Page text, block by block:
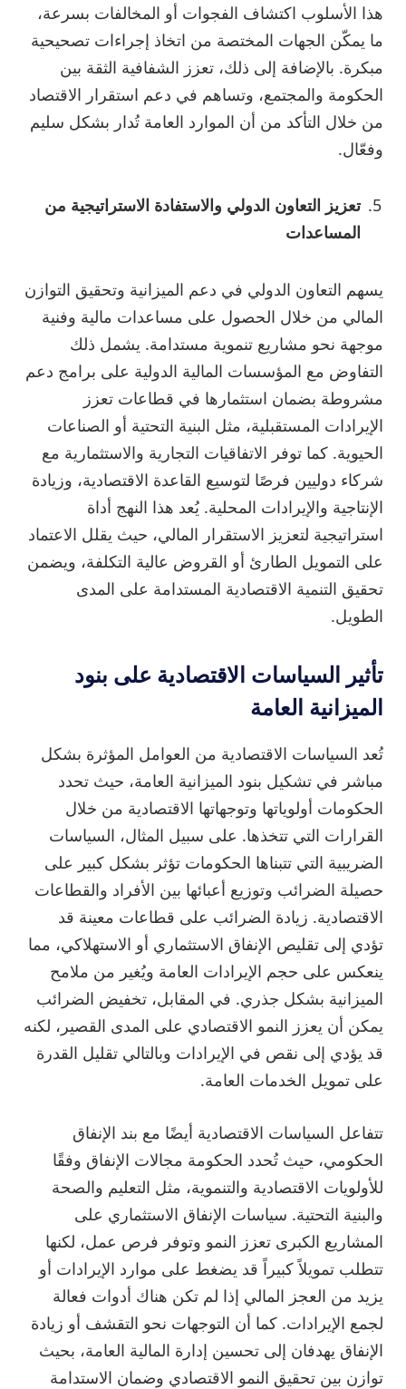
هذا الأسلوب اكتشاف الفجوات أو المخالفات بسرعة،
ما يمكّن الجهات المختصة من اتخاذ إجراءات تصحيحية
مبكرة. بالإضافة إلى ذلك، تعزز الشفافية الثقة بين
الحكومة والمجتمع، وتساهم في دعم استقرار الاقتصاد
من خلال التأكد من أن الموارد العامة تُدار بشكل سليم
وفعّال.
تعزيز التعاون الدولي والاستفادة الاستراتيجية من
المساعدات
يسهم التعاون الدولي في دعم الميزانية وتحقيق التوازن
المالي من خلال الحصول على مساعدات مالية وفنية
موجهة نحو مشاريع تنموية مستدامة. يشمل ذلك
التفاوض مع المؤسسات المالية الدولية على برامج دعم
مشروطة بضمان استثمارها في قطاعات تعزز
الإيرادات المستقبلية، مثل البنية التحتية أو الصناعات
الحيوية. كما توفر الاتفاقيات التجارية والاستثمارية مع
شركاء دوليين فرصًا لتوسيع القاعدة الاقتصادية، وزيادة
الإنتاجية والإيرادات المحلية. يُعد هذا النهج أداة
استراتيجية لتعزيز الاستقرار المالي، حيث يقلل الاعتماد
على التمويل الطارئ أو القروض عالية التكلفة، ويضمن
تحقيق التنمية الاقتصادية المستدامة على المدى
الطويل.
تأثير السياسات الاقتصادية على بنود
الميزانية العامة
تُعد السياسات الاقتصادية من العوامل المؤثرة بشكل
مباشر في تشكيل بنود الميزانية العامة، حيث تحدد
الحكومات أولوياتها وتوجهاتها الاقتصادية من خلال
القرارات التي تتخذها. على سبيل المثال، السياسات
الضريبية التي تتبناها الحكومات تؤثر بشكل كبير على
حصيلة الضرائب وتوزيع أعبائها بين الأفراد والقطاعات
الاقتصادية. زيادة الضرائب على قطاعات معينة قد
تؤدي إلى تقليص الإنفاق الاستثماري أو الاستهلاكي، مما
ينعكس على حجم الإيرادات العامة ويُغير من ملامح
الميزانية بشكل جذري. في المقابل، تخفيض الضرائب
يمكن أن يعزز النمو الاقتصادي على المدى القصير، لكنه
قد يؤدي إلى نقص في الإيرادات وبالتالي تقليل القدرة
على تمويل الخدمات العامة.
تتفاعل السياسات الاقتصادية أيضًا مع بند الإنفاق
الحكومي، حيث تُحدد الحكومة مجالات الإنفاق وفقًا
للأولويات الاقتصادية والتنموية، مثل التعليم والصحة
والبنية التحتية. سياسات الإنفاق الاستثماري على
المشاريع الكبرى تعزز النمو وتوفر فرص عمل، لكنها
تتطلب تمويلاً كبيراً قد يضغط على موارد الإيرادات أو
يزيد من العجز المالي إذا لم تكن هناك أدوات فعالة
لجمع الإيرادات. كما أن التوجهات نحو التقشف أو زيادة
الإنفاق يهدفان إلى تحسين إدارة المالية العامة، بحيث
توازن بين تحقيق النمو الاقتصادي وضمان الاستدامة